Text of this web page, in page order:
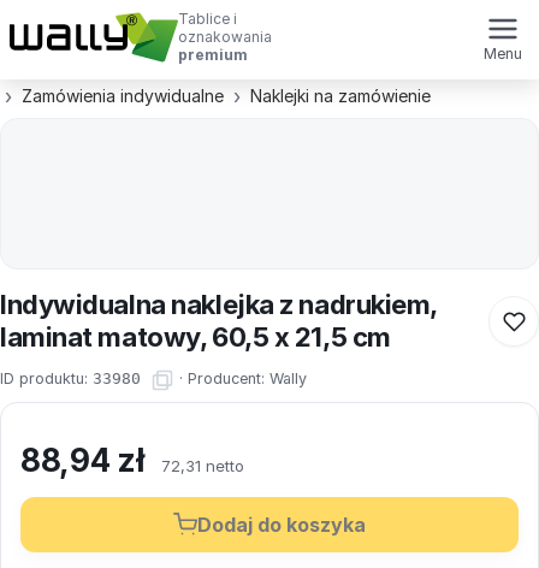
Tablice i
oznakowania
premium
Menu
Zamówienia indywidualne Naklejki na zamówienie
Indywidualna naklejka z nadrukiem,
laminat matowy, 60,5 x 21,5 cm
ID produktu: 33980 · Producent: Wally
88,94 zł 72,31 netto
Dodaj do koszyka